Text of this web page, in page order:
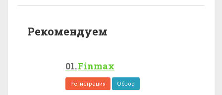
Рекомендуем
Finmax
Регистрация Обзор